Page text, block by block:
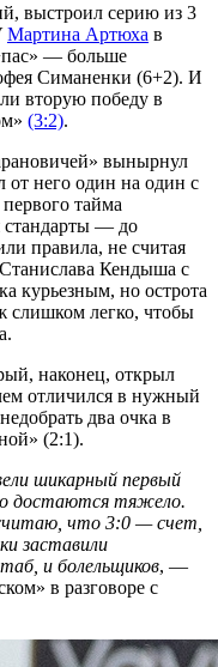
выстроил серию из 3
Мартина Артюха в
— больше
Симаненки (6+2). И
вторую победу в
(3:2).
вынырнул
от него один на один с
тайма
стандарты — до
правила, не считая
Кендыша с
курьезным, но острота
слишком легко, чтобы
наконец, открыл
отличился в нужный
два очка в
(2:1).
шикарный первый
достаются тяжело.
что 3:0 — счет,
заставили
и болельщиков, —
в разговоре с